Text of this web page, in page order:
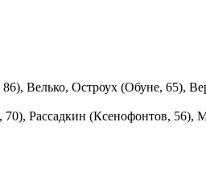
Велько, Остроух (Обуне, 65),
Рассадкин (Ксенофонтов, 56),